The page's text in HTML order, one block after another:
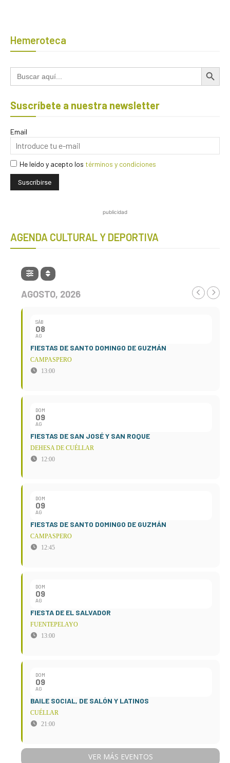
Hemeroteca
Buscar: Botón de
Suscríbete a nuestra newsletter
Email
He leído y acepto los términos y condiciones
publicidad
AGENDA CULTURAL Y DEPORTIVA
AGOSTO, 2026
SÁB
08
AG
FIESTAS DE SANTO DOMINGO DE GUZMÁN
CAMPASPERO
13:00
DOM
09
AG
FIESTAS DE SAN JOSÉ Y SAN ROQUE
DEHESA DE CUÉLLAR
12:00
DOM
09
AG
FIESTAS DE SANTO DOMINGO DE GUZMÁN
CAMPASPERO
12:45
DOM
09
AG
FIESTA DE EL SALVADOR
FUENTEPELAYO
13:00
DOM
09
AG
BAILE SOCIAL, DE SALÓN Y LATINOS
CUÉLLAR
21:00
VER MÁS EVENTOS